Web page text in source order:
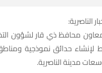
الناصرية:
محافظ ذي قار لشؤون
حدائق نموذجية
مدينة الناصرية.